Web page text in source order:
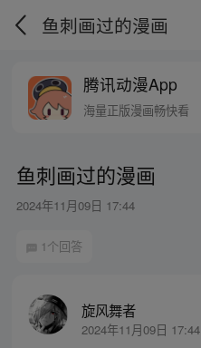
鱼刺画过的漫画
腾讯动漫App
海量正版漫画畅快看
鱼刺画过的漫画
2024年11月09日 17:44
1个回答
旋风舞者
2024年11月09日 17:44